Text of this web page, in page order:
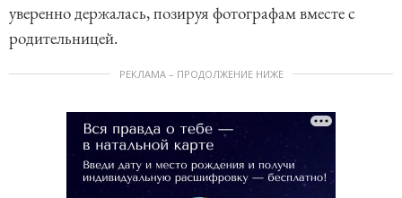
уверенно держалась, позируя фотографам вместе с
родительницей.
РЕКЛАМА – ПРОДОЛЖЕНИЕ НИЖЕ